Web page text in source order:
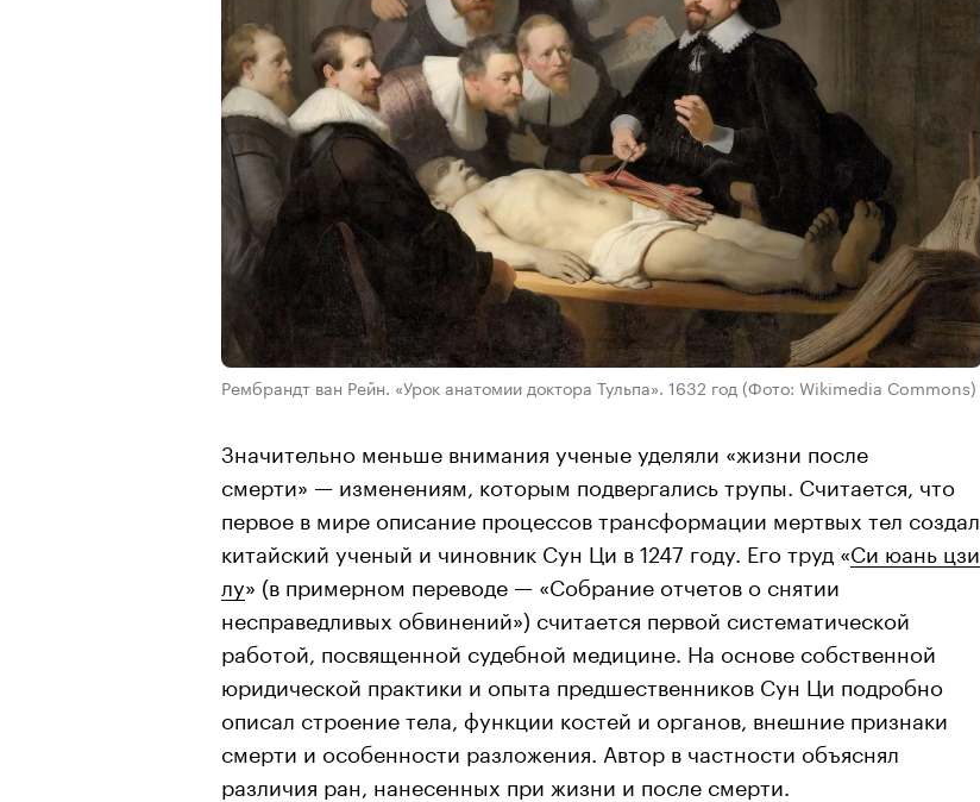
Рембрандт ван Рейн. «Урок анатомии доктора Тульпа». 1632 год (Фото: Wikimedia Commons)
Значительно меньше внимания ученые уделяли «жизни после
смерти» — изменениям, которым подвергались трупы. Считается, что
первое в мире описание процессов трансформации мертвых тел создал
китайский ученый и чиновник Сун Ци в 1247 году. Его труд «Си юань цзи
лу» (в примерном переводе — «Собрание отчетов о снятии
несправедливых обвинений») считается первой систематической
работой, посвященной судебной медицине. На основе собственной
юридической практики и опыта предшественников Сун Ци подробно
описал строение тела, функции костей и органов, внешние признаки
смерти и особенности разложения. Автор в частности объяснял
различия ран, нанесенных при жизни и после смерти.